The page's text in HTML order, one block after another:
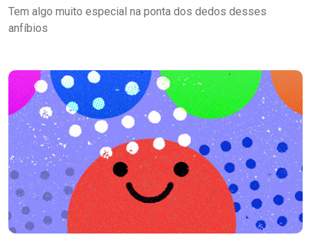
Tem algo muito especial na ponta dos dedos desses
anfíbios